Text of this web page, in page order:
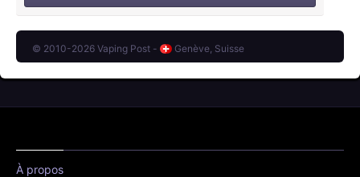
© 2010-2026 Vaping Post - Genève, Suisse
À propos